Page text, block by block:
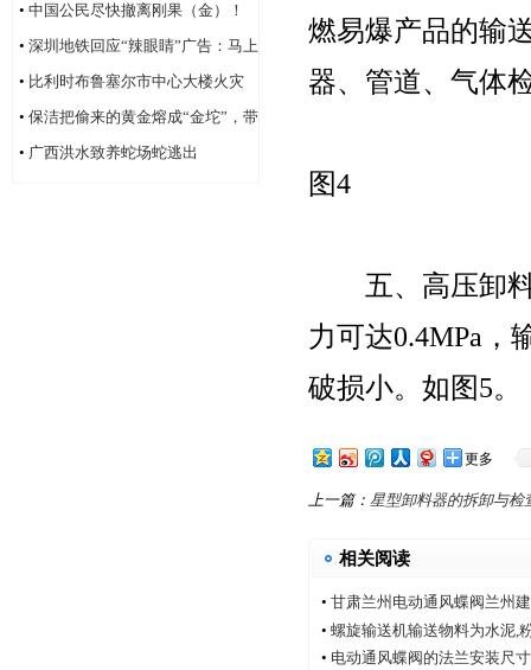
问题，“很可能仍然存在”
• 中国公民尽快撤离刚果（金）！
• 深圳地铁回应“辣眼睛”广告：马上
改！
• 比利时布鲁塞尔市中心大楼火灾
造成6人死亡
• 保洁把偷来的黄金熔成“金坨”，带
着家人连夜逃跑
• 广西洪水致养蛇场蛇逃出
燃易爆产品的输
器、管道、气体
图4
五、高压卸料
力可达0.4MPa，
破损小。如图5。
更多
上一篇： 星型卸料器的拆卸与检
相关阅读
• 甘肃兰州电动通风蝶阀兰州
厂家中能电动通风蝶阀厂
• 螺旋输送机输送物料为水泥,
• 电动通风蝶阀的法兰安装尺寸